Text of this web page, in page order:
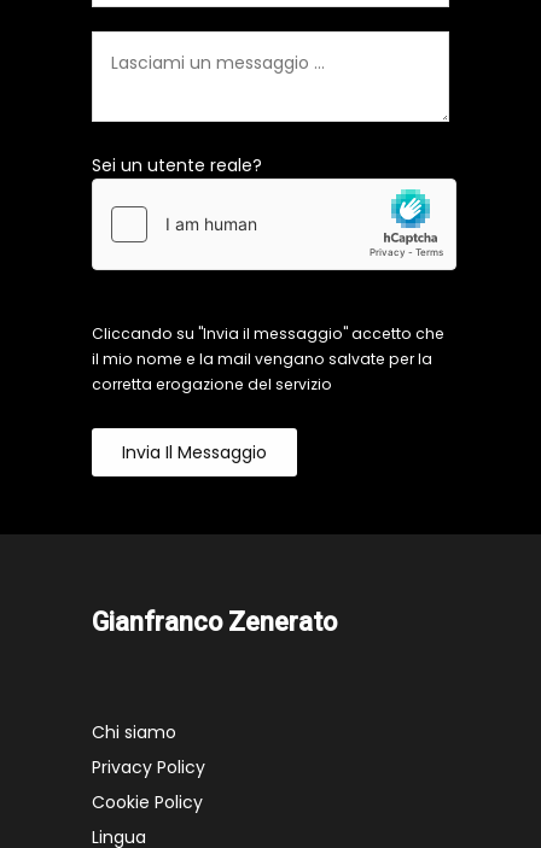
Sei un utente reale?
Cliccando su "Invia il messaggio" accetto che
il mio nome e la mail vengano salvate per la
corretta erogazione del servizio
Invia Il Messaggio
Gianfranco Zenerato
Chi siamo
Privacy Policy
Cookie Policy
Lingua